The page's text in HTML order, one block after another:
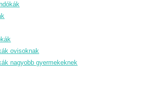
ovisoknak
nagyobb gyermekeknek